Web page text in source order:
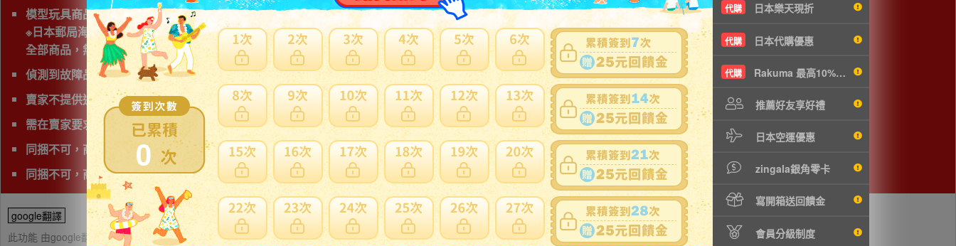
0
代購 日本樂天現折
代購 日本代購優惠
代購 Rakuma 最高10%現折
推薦好友享好禮
日本空運優惠
zingala銀角零卡
寫開箱送回饋金
會員分級制度
模型玩具商品無法使用海運運送，空運會產生材積費用，可使用日本郵局海運直送。貼心提醒：商品外箱三邊總合低於75cm以下，使用空運會較划算。
※日本郵局海運直送抵台時間通常超過三週以上，無法與賣家反應商品疑慮、功能異常...等
全部商品，無法一起付款與寄送、會產生個別費用
偵測到故障品(垃圾品)、問題商品、可能無法修理字樣,下標前注意
賣家不提供退貨賠償等責任
需在賣家要求時間完成匯款
同捆不可，商品會有獨立的日本運費。
同捆不可，商品會有獨立的日本運費
google翻譯
此功能 由google翻譯提供參考，樂淘不保證翻譯內容之正確性，詳細問題說明請使用商品問與答